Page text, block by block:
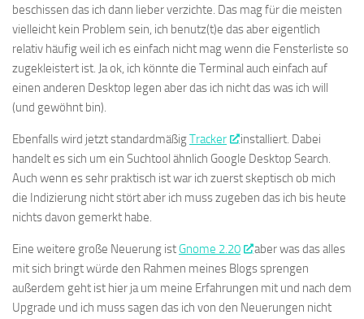
beschissen das ich dann lieber verzichte. Das mag für die meisten
vielleicht kein Problem sein, ich benutz(t)e das aber eigentlich
relativ häufig weil ich es einfach nicht mag wenn die Fensterliste so
zugekleistert ist. Ja ok, ich könnte die Terminal auch einfach auf
einen anderen Desktop legen aber das ich nicht das was ich will
(und gewöhnt bin).
Ebenfalls wird jetzt standardmäßigTracker
installiert. Dabei
handelt es sich um ein Suchtool ähnlich Google Desktop Search.
Auch wenn es sehr praktisch ist war ich zuerst skeptisch ob mich
die Indizierung nicht stört aber ich muss zugeben das ich bis heute
nichts davon gemerkt habe.
Eine weitere große Neuerung ist Gnome 2.20
aber was das alles
mit sich bringt würde den Rahmen meines Blogs sprengen
außerdem geht ist hier ja um meine Erfahrungen mit und nach dem
Upgrade und ich muss sagen das ich von den Neuerungen nicht